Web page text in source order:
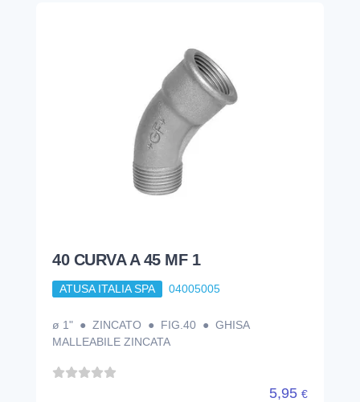
40 CURVA A 45 MF 1
ATUSA ITALIA SPA 04005005
ø 1" ● ZINCATO ● FIG.40 ● GHISA
MALLEABILE ZINCATA
5,95 €